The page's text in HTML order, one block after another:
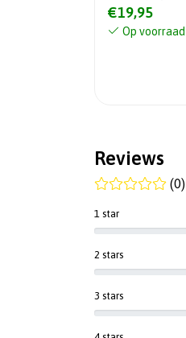
€19,95
Op voorraad
Reviews
(0)
1 star
2 stars
3 stars